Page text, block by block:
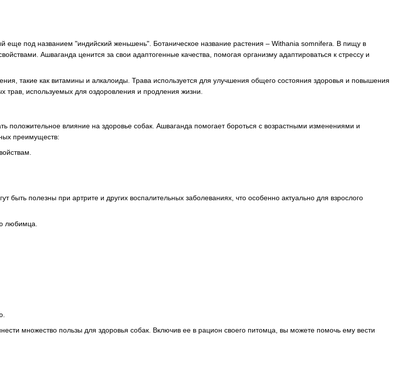
еще под названием "индийский женьшень". Ботаническое название растения – Withania somniferа. В пищу в
Ашваганда ценится за свои адаптогенные качества, помогая организму адаптироваться к стрессу и
такие как витамины и алкалоиды. Трава используется для улучшения общего состояния здоровья и повышения
используемых для оздоровления и продления жизни.
положительное влияние на здоровье собак. Ашваганда помогает бороться с возрастными изменениями и
преимуществ:
быть полезны при артрите и других воспалительных заболеваниях, что особенно актуально для взрослого
любимца.
множество пользы для здоровья собак. Включив ее в рацион своего питомца, вы можете помочь ему вести